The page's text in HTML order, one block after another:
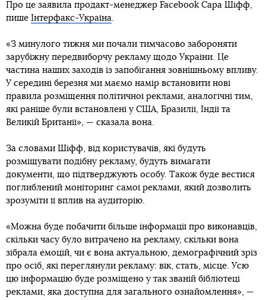
Про це заявила продакт-менеджер Facebook Сара Шіфф,
пише Інтерфакс-Україна.
«З минулого тижня ми почали тимчасово забороняти
зарубіжну передвиборчу рекламу щодо України. Це
частина наших заходів із запобігання зовнішньому впливу.
У середині березня ми маємо намір встановити нові
правила розміщення політичної реклами, аналогічні тим,
які раніше були встановлені у США, Бразилії, Індії та
Великій Британії», — сказала вона.
За словами Шіфф, від користувачів, які будуть
розміщувати подібну рекламу, будуть вимагати
документи, що підтверджують особу. Також буде вестися
поглиблений моніторинг самої реклами, який дозволить
зрозуміти її вплив на аудиторію.
«Можна буде побачити більше інформації про виконавців,
скільки часу було витрачено на рекламу, скільки вона
зібрала емоцій, чи є вона актуальною, демографічний зріз
про осіб, які переглянули рекламу: вік, стать, місце. Усю
цю інформацію буде розміщено у так званій бібліотеці
реклами, яка доступна для загального ознайомлення», —